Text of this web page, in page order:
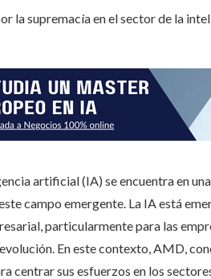
artificial (IA) se encuentra en
campo emergente. La IA está
particularmente para las
En este contexto, AMD,
centrar sus esfuerzos en los